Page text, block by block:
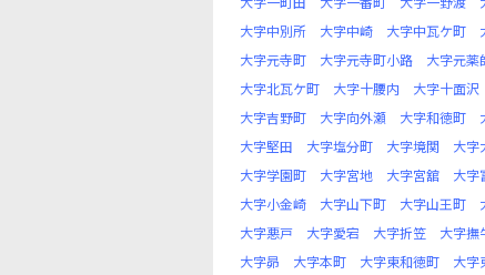
大字中別所
大字中崎 大字中瓦ケ町
大字元寺町
大字元寺町小路 大字元薬
大字北瓦ケ町
大字十腰内 大字十面沢
大字吉野町
大字向外瀬 大字和徳町
大字堅田
大字塩分町 大字境関 大字
大字学園町
大字宮地 大字宮舘 大字
大字小金崎
大字山下町 大字山王町
大字悪戸
大字愛宕 大字折笠 大字撫
大字昴
大字本町 大字東和徳町 大字